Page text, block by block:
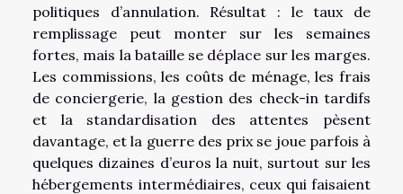
politiques d’annulation. Résultat : le taux de
remplissage peut monter sur les semaines
fortes, mais la bataille se déplace sur les marges.
Les commissions, les coûts de ménage, les frais
de conciergerie, la gestion des check-in tardifs
et la standardisation des attentes pèsent
davantage, et la guerre des prix se joue parfois à
quelques dizaines d’euros la nuit, surtout sur les
hébergements intermédiaires, ceux qui faisaient